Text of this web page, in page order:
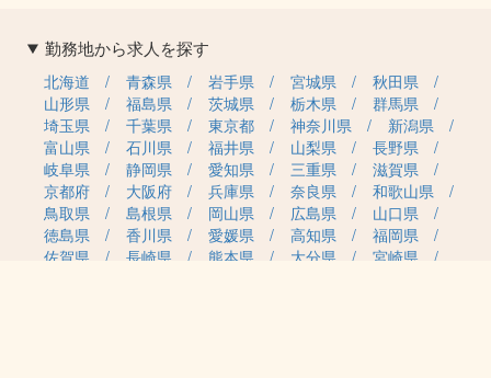
勤務地から求人を探す
北海道 青森県 岩手県 宮城県
秋田県
山形県
福島県 茨城県 栃木県
群馬県
埼玉県
千葉県 東京都 神奈川県
新潟県
富山県
石川県 福井県 山梨県
長野県
岐阜県
静岡県 愛知県 三重県
滋賀県
京都府
大阪府 兵庫県 奈良県
和歌山県
鳥取県
島根県 岡山県 広島県
山口県
徳島県
香川県 愛媛県 高知県
福岡県
佐賀県
長崎県 熊本県 大分県
宮崎県